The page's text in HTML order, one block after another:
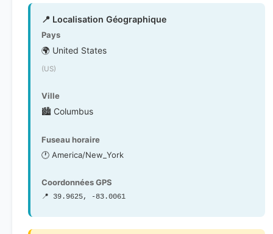
📍 Localisation Géographique
Pays
🌍 United States
(US)
Ville
🏙️ Columbus
Fuseau horaire
🕐 America/New_York
Coordonnées GPS
📍 39.9625, -83.0061